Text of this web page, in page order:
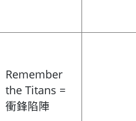
Remember
the Titans =
衝鋒陷陣